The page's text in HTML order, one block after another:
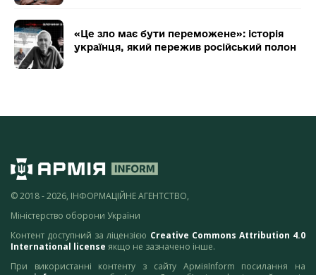
«Це зло має бути переможене»: історія
українця, який пережив російський полон
© 2018 - 2026, ІНФОРМАЦІЙНЕ АГЕНТСТВО,
Міністерство оборони України
Контент доступний за ліцензією Creative Commons Attribution 4.0
International license якщо не зазначено інше.
При використанні контенту з сайту АрміяInform посилання на